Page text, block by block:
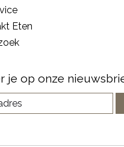
Eten
je op onze